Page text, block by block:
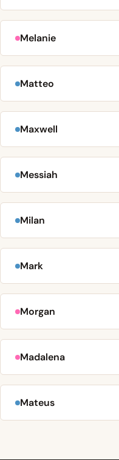
Melanie
Matteo
Maxwell
Messiah
Milan
Mark
Morgan
Madalena
Mateus